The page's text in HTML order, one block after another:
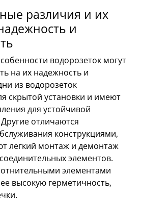
различия и их
и
водорозеток могут
на их надежность и
из водорозеток
скрытой установки и имеют
для устойчивой
отличаются
конструкциями,
легкий монтаж и демонтаж
элементов.
элементами
высокую герметичность,